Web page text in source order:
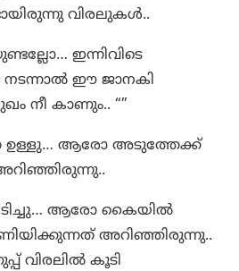
വിരലുകൾ..
ഇന്നിവിടെ
നടന്നാൽ ഈ ജാനകി
നീ കാണും.. “”
ഉള്ളു… ആരോ അടുത്തേക്ക്
ആരോ കൈയിൽ
അറിഞ്ഞിരുന്നു..
വിരലിൽ കൂടി